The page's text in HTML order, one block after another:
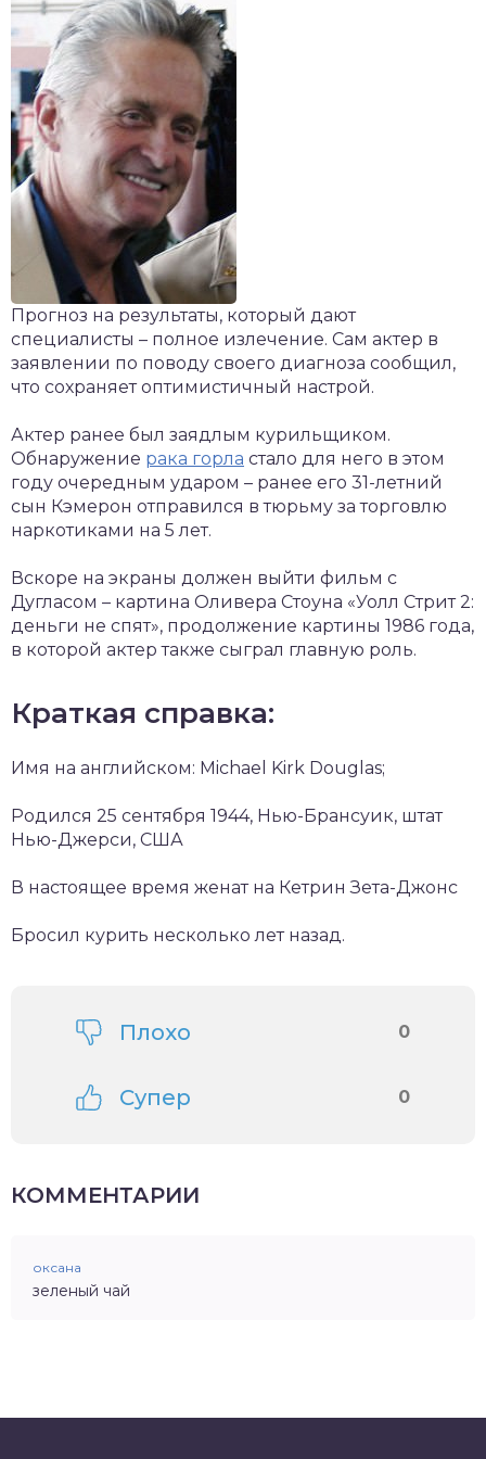
Прогноз на результаты, который дают
специалисты – полное излечение. Сам актер в
заявлении по поводу своего диагноза сообщил,
что сохраняет оптимистичный настрой.
Актер ранее был заядлым курильщиком.
Обнаружение рака горла стало для него в этом
году очередным ударом – ранее его 31-летний
сын Кэмерон отправился в тюрьму за торговлю
наркотиками на 5 лет.
Вскоре на экраны должен выйти фильм с
Дугласом – картина Оливера Стоуна «Уолл Стрит 2:
деньги не спят», продолжение картины 1986 года,
в которой актер также сыграл главную роль.
Краткая справка:
Имя на английском: Michael Kirk Douglas;
Родился 25 сентября 1944, Нью-Брансуик, штат
Нью-Джерси, США
В настоящее время женат на Кетрин Зета-Джонс
Бросил курить несколько лет назад.
Плохо 0
Супер 0
КОММЕНТАРИИ
оксана
зеленый чай